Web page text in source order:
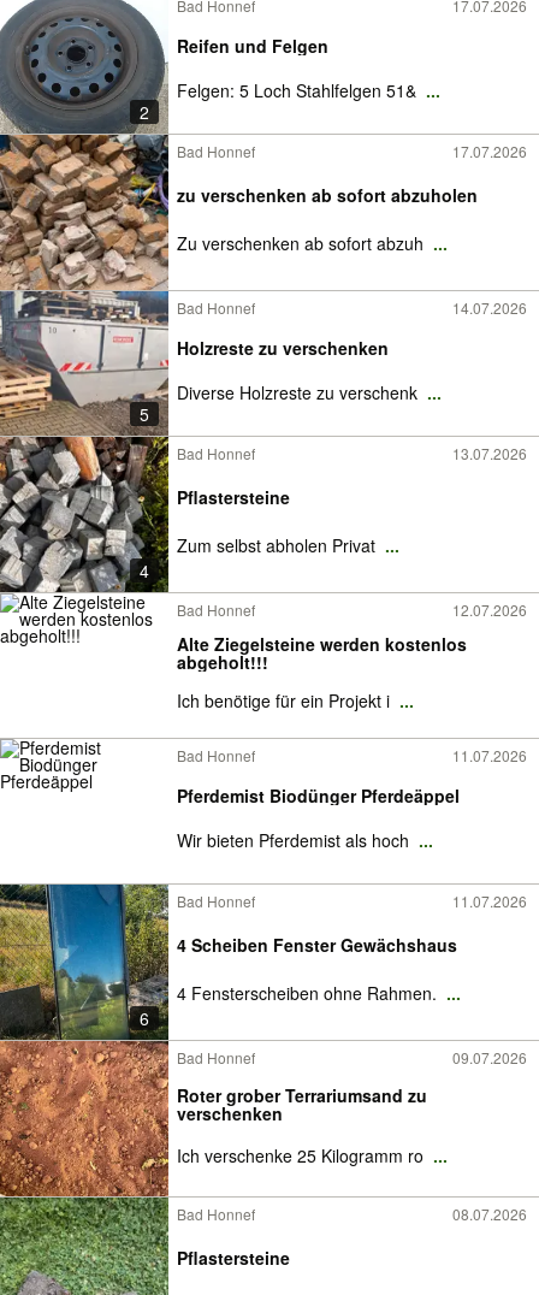
2
Bad Honnef 17.07.2026
Reifen und Felgen
Felgen: 5 Loch Stahlfelgen 51& ...
Bad Honnef 17.07.2026
zu verschenken ab sofort abzuholen
Zu verschenken ab sofort abzuh ...
5
Bad Honnef 14.07.2026
Holzreste zu verschenken
Diverse Holzreste zu verschenk ...
4
Bad Honnef 13.07.2026
Pflastersteine
Zum selbst abholen Privat ...
Bad Honnef 12.07.2026
Alte Ziegelsteine werden kostenlos
abgeholt!!!
Ich benötige für ein Projekt i ...
Bad Honnef 11.07.2026
Pferdemist Biodünger Pferdeäppel
Wir bieten Pferdemist als hoch ...
6
Bad Honnef 11.07.2026
4 Scheiben Fenster Gewächshaus
4 Fensterscheiben ohne Rahmen. ...
Bad Honnef 09.07.2026
Roter grober Terrariumsand zu
verschenken
Ich verschenke 25 Kilogramm ro ...
Bad Honnef 08.07.2026
Pflastersteine